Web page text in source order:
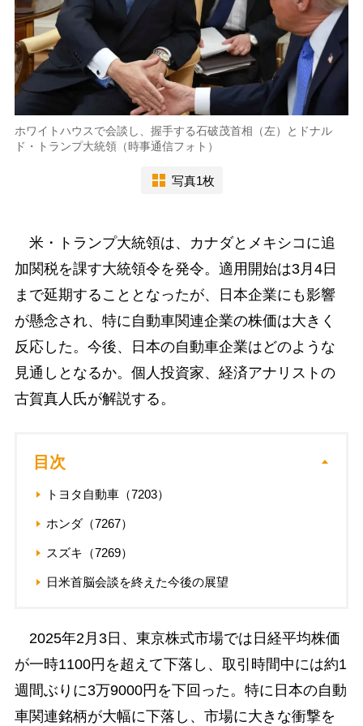
ホワイトハウスで会談し、握手する石破茂首相（左）とドナル
ド・トランプ大統領（時事通信フォト）
写真1枚
米・トランプ大統領は、カナダとメキシコに追
加関税を課す大統領令を発令。適用開始は3月4日
まで延期することとなったが、日本企業にも影響
が懸念され、特に自動車関連企業の株価は大きく
反応した。今後、日本の自動車企業はどのような
見通しとなるか。個人投資家、経済アナリストの
古賀真人氏が解説する。
目次
トヨタ自動車（7203）
ホンダ（7267）
スズキ（7269）
日米首脳会談を終えた今後の展望
2025年2月3日、東京株式市場では日経平均株価
が一時1100円を超えて下落し、取引時間中には約1
週間ぶりに3万9000円を下回った。特に日本の自動
車関連銘柄が大幅に下落し、市場に大きな衝撃を